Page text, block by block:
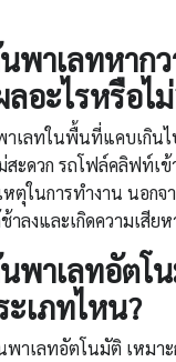
พาเลทหาก
อะไรหรือไม่
าเลทในพื้นที่แคบเกินไ
สะดวก รถโฟล์คลิฟท์เข้
ตุในการทำงาน นอกจ
าลงและเกิดความเสีย
พาเลทอัตโ
เภทไหน?
พาเลทอัตโนมัติ เหมา